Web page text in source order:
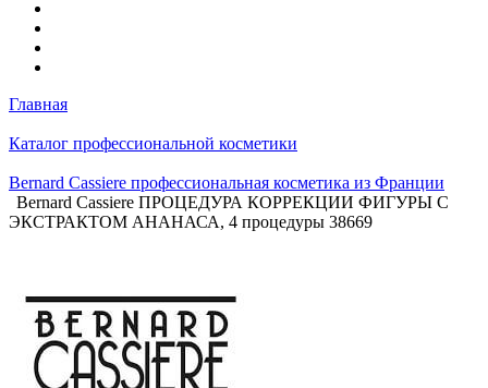
Главная
Каталог профессиональной косметики
Bernard Cassiere профессиональная косметика из Франции
Bernard Cassiere ПРОЦЕДУРА КОРРЕКЦИИ ФИГУРЫ С
ЭКСТРАКТОМ АНАНАСА, 4 процедуры 38669